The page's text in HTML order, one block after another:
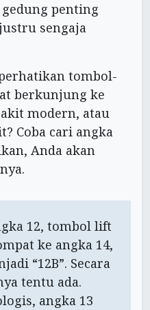
penting
sengaja
tombol-
berkunjung ke
modern, atau
Coba cari angka
Anda akan
12, tombol lift
ke angka 14,
“12B”. Secara
tentu ada.
angka 13